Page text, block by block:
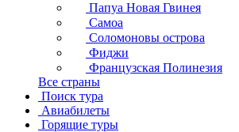
Папуа Новая Гвинея
Самоа
Соломоновы острова
Фиджи
Французская Полинезия
Все страны
Поиск тура
Авиабилеты
Горящие туры